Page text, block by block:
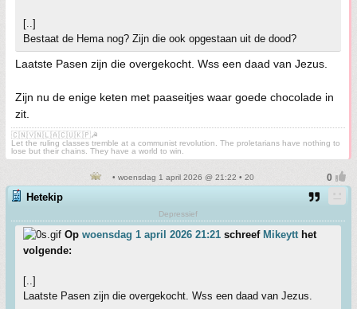
[..]
Bestaat de Hema nog? Zijn die ook opgestaan uit de dood?
Laatste Pasen zijn die overgekocht. Wss een daad van Jezus.
Zijn nu de enige keten met paaseitjes waar goede chocolade in
zit.
🇨🇳🇻🇳🇱🇦🇨🇺🇰🇵☭
Let the ruling classes tremble at a communist revolution. The proletarians have nothing to
lose but their chains. They have a world to win.
• woensdag 1 april 2026 @ 21:22 • 20
Hetekip
Depressief
Op woensdag 1 april 2026 21:21 schreef Mikeytthet
volgende:
[..]
Laatste Pasen zijn die overgekocht. Wss een daad van Jezus.